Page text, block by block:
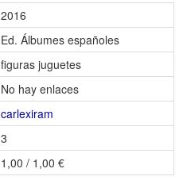
2016
Ed. Álbumes españoles
figuras juguetes
No hay enlaces
carlexiram
3
1,00 / 1,00 €